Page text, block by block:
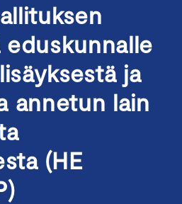
ja
annetun lain
(HE